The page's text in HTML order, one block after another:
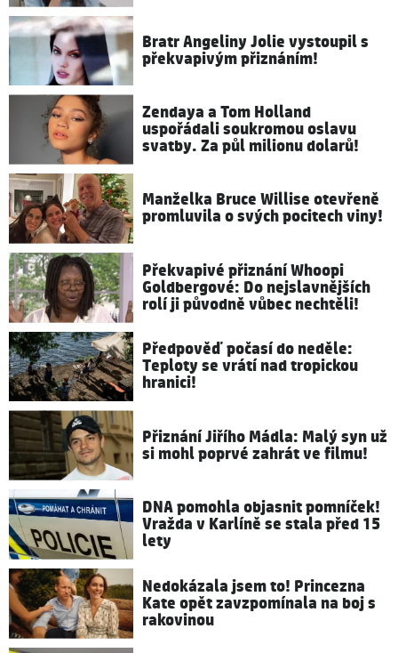
Bratr Angeliny Jolie vystoupil s
překvapivým přiznáním!
Zendaya a Tom Holland
uspořádali soukromou oslavu
svatby. Za půl milionu dolarů!
Manželka Bruce Willise otevřeně
promluvila o svých pocitech viny!
Překvapivé přiznání Whoopi
Goldbergové: Do nejslavnějších
rolí ji původně vůbec nechtěli!
Předpověď počasí do neděle:
Teploty se vrátí nad tropickou
hranici!
Přiznání Jiřího Mádla: Malý syn už
si mohl poprvé zahrát ve filmu!
DNA pomohla objasnit pomníček!
Vražda v Karlíně se stala před 15
lety
Nedokázala jsem to! Princezna
Kate opět zavzpomínala na boj s
rakovinou